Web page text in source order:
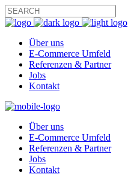
Über uns
E-Commerce Umfeld
Referenzen & Partner
Jobs
Kontakt
Über uns
E-Commerce Umfeld
Referenzen & Partner
Jobs
Kontakt